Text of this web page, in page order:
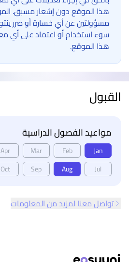
هذا الموقع دون إشعار مسبق.
مسؤولتين عن أي خسارة أو ضرر
سوء استخدام أو اعتماد على أي
هذا الموقع.
القبول
مواعيد الفصول الدراسية
Jan
Feb
Mar
Apr
Jul
Aug
Sep
Oct
تواصل معنا لمزيد من المعلومات